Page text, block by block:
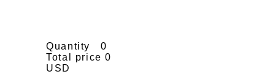
Quantity
0
Total price 0
USD